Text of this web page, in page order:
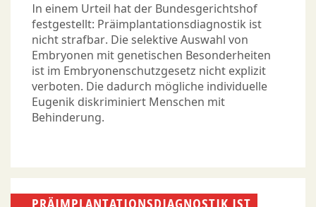
In einem Urteil hat der Bundesgerichtshof
festgestellt: Präimplantationsdiagnostik ist
nicht strafbar. Die selektive Auswahl von
Embryonen mit genetischen Besonderheiten
ist im Embryonenschutzgesetz nicht explizit
verboten. Die dadurch mögliche individuelle
Eugenik diskriminiert Menschen mit
Behinderung.
PRÄIMPLANTATIONSDIAGNOSTIK IST